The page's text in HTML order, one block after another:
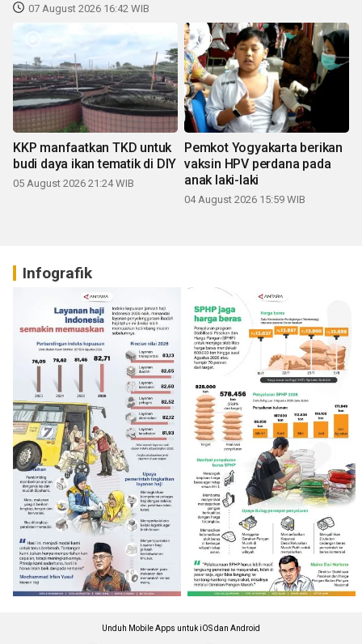
07 August 2026 16:42 WIB
KKP manfaatkan TKD untuk
budi daya ikan tematik di DIY
05 August 2026 21:24 WIB
Pemkot Yogyakarta berikan
vaksin HPV perdana pada
anak laki-laki
04 August 2026 15:59 WIB
Infografik
Unduh Mobile Apps untuk iOS dan Android